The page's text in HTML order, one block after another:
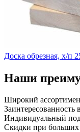
Доска обрезная, х/п
Наши
Широкий
Заинтересованность
Индивидуальный
Скидки при больших